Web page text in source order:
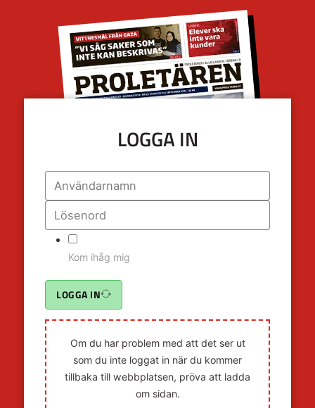
LOGGA IN
Kom ihåg mig
LOGGA IN
Om du har problem med att det ser ut
som du inte loggat in när du kommer
tillbaka till webbplatsen, pröva att ladda
om sidan.